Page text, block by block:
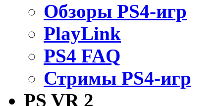
Обзоры PS4-игр
PlayLink
PS4 FAQ
Стримы PS4-игр
PS VR 2